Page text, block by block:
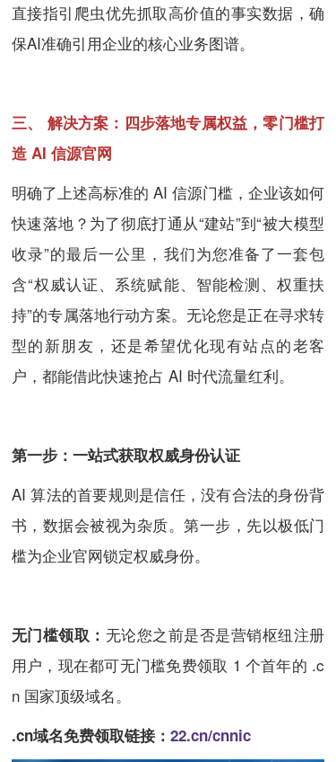
直接指引爬虫优先抓取高价值的事实数据，确
保AI准确引用企业的核心业务图谱。
三、 解决方案：四步落地专属权益，零门槛打
造 AI 信源官网
明确了上述高标准的 AI 信源门槛，企业该如何
快速落地？为了彻底打通从“建站”到“被大模型
收录”的最后一公里，我们为您准备了一套包
含“权威认证、系统赋能、智能检测、权重扶
持”的专属落地行动方案。无论您是正在寻求转
型的新朋友，还是希望优化现有站点的老客
户，都能借此快速抢占 AI 时代流量红利。
第一步：一站式获取权威身份认证
AI 算法的首要规则是信任，没有合法的身份背
书，数据会被视为杂质。第一步，先以极低门
槛为企业官网锁定权威身份。
无门槛领取： 无论您之前是否是营销枢纽注册
用户，现在都可无门槛免费领取 1 个首年的 .c
n 国家顶级域名。
.cn域名免费领取链接： 22.cn/cnnic